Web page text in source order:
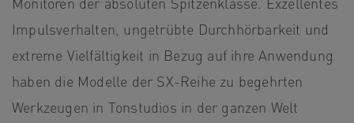
Impulsverhalten, ungetrübte Durchhörbarkeit und
extreme Vielfältigkeit in Bezug auf ihre Anwendung
haben die Modelle der SX-Reihe zu begehrten
Werkzeugen in Tonstudios in der ganzen Welt